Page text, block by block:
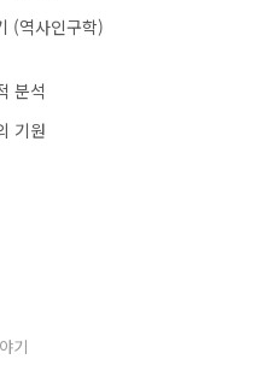
(역사인구학)
분석
기원
기